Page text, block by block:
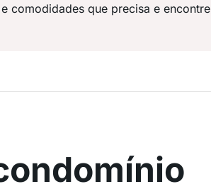
comodidades que precisa e encontre